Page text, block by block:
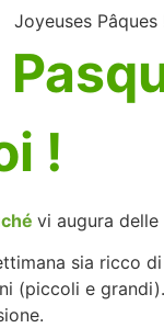
!
vi augura
sia ricco
(piccoli e